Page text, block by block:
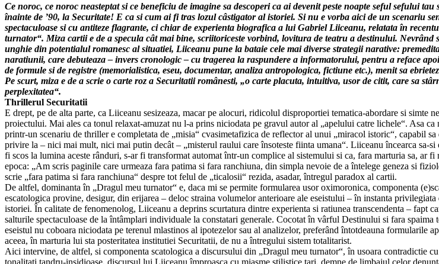
Ce noroc, ce noroc neasteptat si ce beneficiu de imagine sa descoperi ca ai devenit peste noapte seful sefului
înainte de ’90, la Securitate! E ca si cum ai fi tras lozul câstigator al istoriei. Si nu e vorba aici de un scenariu
spectaculoase si cu antiteze flagrante, ci chiar de experienta biografica a lui Gabriel Liiceanu, relatata în
turnator“. Miza cartii e de a specula cât mai bine, scriitoriceste vorbind, lovitura de teatru a destinului. Nevrând
unghie din potentialul romanesc al situatiei, Liiceanu pune la bataie cele mai diverse strategii narative:
naratiunii, care debuteaza – invers cronologic – cu tragerea la raspundere a informatorului, pentru a reface
de formule si de registre (memorialistica, eseu, documentar, analiza antropologica, fictiune etc.), menit sa
Pe scurt, miza e de a scrie o carte roz a Securitatii românesti, „o carte placuta, intuitiva, usor de citit, care sa
perplexitatea“.
Thrillerul Securitatii
E drept, pe de alta parte, ca Liiceanu sesizeaza, macar pe alocuri, ridicolul disproportiei tematica-abordare si simte
proiectului. Mai ales ca tonul relaxat-amuzat nu l-a prins niciodata pe gravul autor al „apelului catre lichele“. Asa ca
printr-un scenariu de thriller e completata de „misia“ cvasimetafizica de reflector al unui „miracol istoric“, capabil
privire la – nici mai mult, nici mai putin decât – „misterul raului care însoteste fiinta umana“. Liiceanu încearca sa-
fi scos la lumina aceste rânduri, s-ar fi transformat automat într-un complice al sistemului si ca, fara marturia sa, ar fi
epoca: „Am scris paginile care urmeaza fara patima si fara ranchiuna, din simpla nevoie de a întelege geneza si
scrie „fara patima si fara ranchiuna“ despre tot felul de „ticalosii“ rezida, asadar, întregul paradox al cartii.
De altfel, dominanta în „Dragul meu turnator“ e, daca mi se permite formularea usor oximoronica, componenta
escatologica provine, desigur, din erijarea – deloc straina volumelor anterioare ale eseistului – în instanta privilegiata
istoriei. În calitate de fenomenolog, Liiceanu a deprins scurtatura dintre experienta si ratiunea transcendenta – fapt
salturile spectaculoase de la întâmplari individuale la constatari generale. Cocotat în vârful Destinului si fara spaima
eseistul nu coboara niciodata pe terenul mlastinos al ipotezelor sau al analizelor, preferând întotdeauna formularile
aceea, în marturia lui sta posteritatea institutiei Securitatii, de nu a întregului sistem totalitarist.
Aici intervine, de altfel, si componenta scatologica a discursului din „Dragul meu turnator“, în usoara contradictie
tonalitati tandru-insidioase, discursul lui Liiceanu împroasca cu miasme stilistice tari, demne de limbajul celor